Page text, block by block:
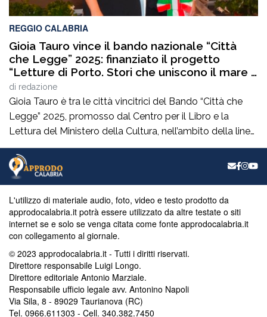
REGGIO CALABRIA
Gioia Tauro vince il bando nazionale “Città
che Legge” 2025: finanziato il progetto
“Letture di Porto. Stori che uniscono il mare e
la città”
di redazione
Gioia Tauro è tra le città vincitrici del Bando “Città che
Legge” 2025, promosso dal Centro per il Libro e la
Lettura del Ministero della Cultura, nell’ambito della linea
dedicata alla realizzazione di attività integrate per la
promozione del libro e della lettura.Il progetto
presentato dal Comune, dal titolo “Letture di
L'utilizzo di materiale audio, foto, video e testo prodotto da
approdocalabria.it potrà essere utilizzato da altre testate o siti
internet se e solo se venga citata come fonte approdocalabria.it
con collegamento al giornale.
© 2023 approdocalabria.it - Tutti i diritti riservati.
Direttore responsabile Luigi Longo.
Direttore editoriale Antonio Marziale.
Responsabile ufficio legale avv. Antonino Napoli
Via Sila, 8 - 89029 Taurianova (RC)
Tel. 0966.611303 - Cell. 340.382.7450